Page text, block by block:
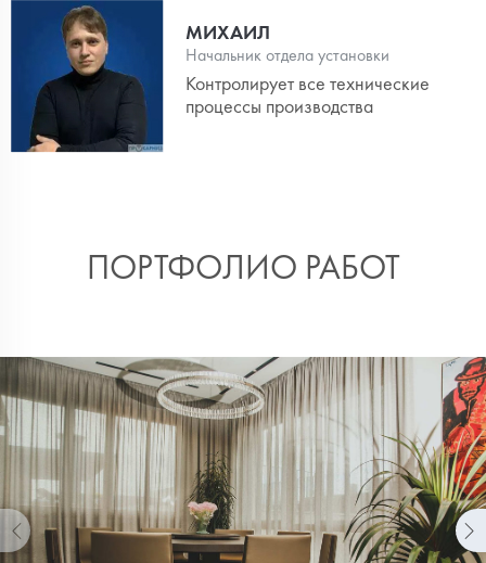
МИХАИЛ
Начальник отдела установки
Контролирует все технические
процессы производства
ПОРТФОЛИО РАБОТ